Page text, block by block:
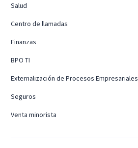
Salud
Centro de llamadas
Finanzas
BPO TI
Externalización de Procesos Empresariales
Seguros
Venta minorista